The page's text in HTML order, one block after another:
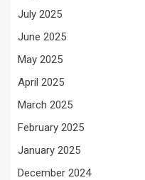
July 2025
June 2025
May 2025
April 2025
March 2025
February 2025
January 2025
December 2024